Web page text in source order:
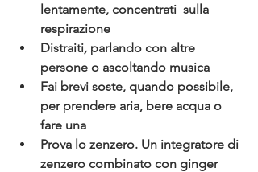
lentamente, concentrati  sulla
respirazione
Distraiti, parlando con altre
persone o ascoltando musica
Fai brevi soste, quando possibile,
per prendere aria, bere acqua o
fare una
Prova lo zenzero. Un integratore di
zenzero combinato con ginger